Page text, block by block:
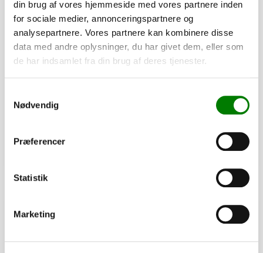
din brug af vores hjemmeside med vores partnere inden
for sociale medier, annonceringspartnere og
analysepartnere. Vores partnere kan kombinere disse
data med andre oplysninger, du har givet dem, eller som
de har indsamlet fra din brug af deres tjenester.
Nødvendig
Præferencer
Statistik
Marketing
10,80kr.ekskl. moms